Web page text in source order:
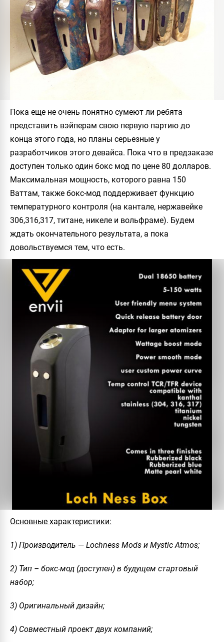
Пока еще не очень понятно сумеют ли ребята
представить вэйперам свою первую партию до
конца этого года, но планы серьезные у
разработчиков этого девайса. Пока что в предзаказе
доступен только один бокс мод по цене 80 долларов.
Максимальная мощность, которого равна 150
Ваттам, также бокс-мод поддерживает функцию
температурного контроля (на кантале, нержавейке
306,316,317, титане, никеле и вольфраме). Будем
ждать окончательного результата, а пока
довольствуемся тем, что есть.
Основные характеристики:
1) Производитель — Lochness Mods и Mystic Atmos;
2) Тип – бокс-мод (доступен) в будущем стартовый
набор;
3) Оригинальный дизайн;
4) Совместный проект двух компаний;